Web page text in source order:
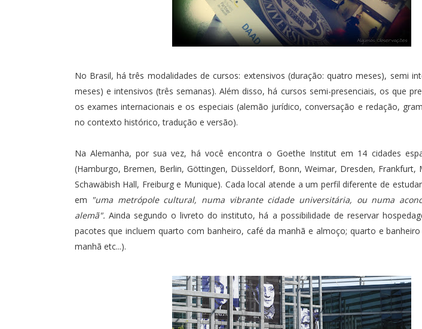
No Brasil, há três modalidades de cursos: extensivos (duração: quatro meses), semi
meses) e intensivos (três semanas). Além disso, há cursos semi-presenciais, os que
os exames internacionais e os especiais (alemão jurídico, conversação e redação,
no contexto histórico, tradução e versão).
Na Alemanha, por sua vez, há você encontra o Goethe Institut em 14 cidades
(Hamburgo, Bremen, Berlin, Göttingen, Düsseldorf, Bonn, Weimar, Dresden, Frankfurt,
Schawäbish Hall, Freiburg e Munique). Cada local atende a um perfil diferente de
em "uma metrópole cultural, numa vibrante cidade universitária, ou numa
alemã". Ainda segundo o livreto do instituto, há a possibilidade de reservar
pacotes que incluem quarto com banheiro, café da manhã e almoço; quarto e
manhã etc...).